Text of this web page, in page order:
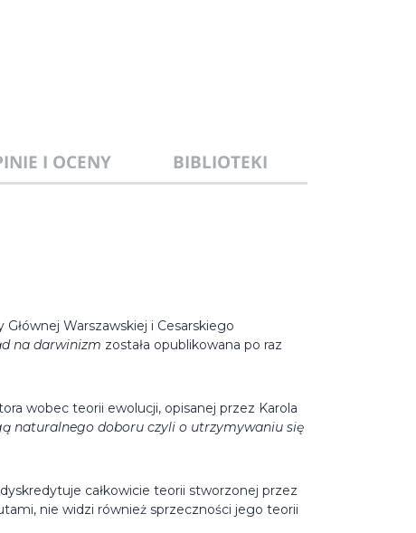
I OCENY BIBLIOTEKI
Warszawskiej i Cesarskiego
na darwinizm została opublikowana po raz
wobec teorii ewolucji, opisanej przez Karola
naturalnego doboru czyli o utrzymywaniu się
całkowicie teorii stworzonej przez
nie widzi również sprzeczności jego teorii